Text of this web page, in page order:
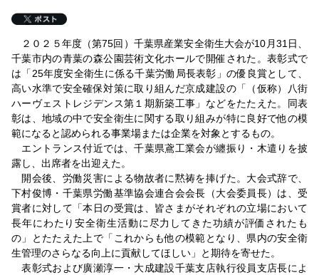
２０２５年度（第75回）千葉県産業安全衛生大会が10月31日、
千葉市内の青葉の森公園芸術文化ホールで開催された。表彰式で
は「25年度安全衛生に係る千葉労働局長表彰」の優良賞として、
高い水準で安全確保対策に取り組んだ京成建設の「（仮称）八街
ハーヴェストレジデンス第１期新築工事」などをたたえた。同表
彰は、地域の中で安全衛生に関する取り組みが特に良好で他の模
範になると認められる事業場または企業を対象とするもの。
エントランス付近では、千葉県鳶工業会が纏振り・木遣りを披
露し、出席者を出迎えた。
開会後、労働災害による物故者に黙祷を捧げた。大会式辞で、
下村俊博・千葉県労働基準協会連合会会長（大会委員長）は、受
賞者に対して「本日の受賞は、皆さまがそれぞれの立場において
長年にわたり安全衛生活動に尽力してきた功績が評価されたも
の」とたたえた上で「これからも他の模範となり、県内の安全衛
生管理のさらなる向上に貢献してほしい」と期待を寄せた。
表彰式および廣瀬淳一・大成建設千葉支店執行役員支店長によ